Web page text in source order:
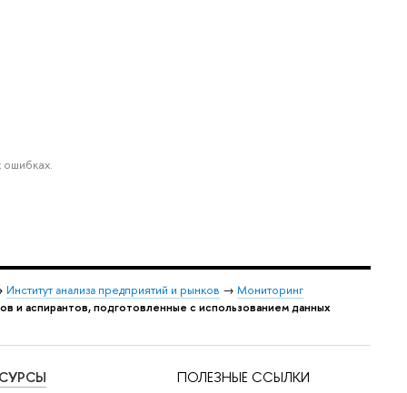
Институт анализа предприятий и рынков → Мониторинг
и аспирантов, подготовленные с использованием данных
ПОЛЕЗНЫЕ ССЫЛКИ